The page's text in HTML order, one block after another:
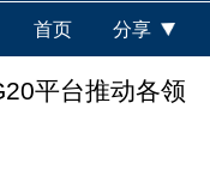
首页 分享
平台推动各领